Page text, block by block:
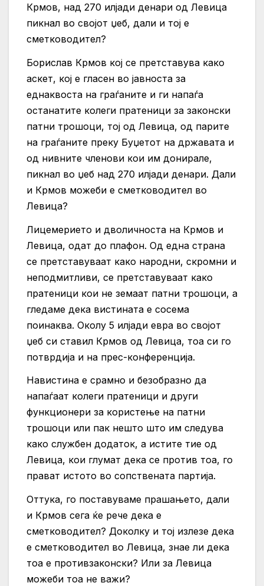
Крмов, над 270 илјади денари од Левица
пикнал во својот џеб, дали и тој е
сметководител?
Борислав Крмов кој се претставува како
аскет, кој е гласен во јавноста за
еднаквоста на граѓаните и ги напаѓа
останатите колеги пратеници за законски
патни трошоци, тој од Левица, од парите
на граѓаните преку Буџетот на државата и
од нивните членови кои им донирале,
пикнал во џеб над 270 илјади денари. Дали
и Крмов можеби е сметководител во
Левица?
Лицемерието и дволичноста на Крмов и
Левица, одат до плафон. Од една страна
се претставуваат како народни, скромни и
неподмитливи, се претставуваат како
пратеници кои не земаат патни трошоци, а
гледаме дека вистината е сосема
поинаква. Околу 5 илјади евра во својот
џеб си ставил Крмов од Левица, тоа си го
потврдија и на прес-конференција.
Навистина е срамно и безобразно да
напаѓаат колеги пратеници и други
функционери за користење на патни
трошоци или пак нешто што им следува
како службен додаток, а истите тие од
Левица, кои глумат дека се против тоа, го
прават истото во сопствената партија.
Оттука, го поставуваме прашањето, дали
и Крмов сега ќе рече дека е
сметководител? Доколку и тој излезе дека
е сметководител во Левица, знае ли дека
тоа е противзаконски? Или за Левица
можеби тоа не важи?